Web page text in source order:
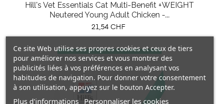
Hill's Vet Essentials Cat Multi-Benefit +WEIGHT
Neutered Young Adult Chicken -...
Prix
21,54 CHF
Ce site Web utilise ses propres cookies et ceux de tiers
pour améliorer nos services et vous montrer des
publicités liées à vos préférences en analysant vos
habitudes de navigation. Pour donner votre consentement
à son utilisation, appuyez sur le bouton Accepter.
Plus d'informations Personnaliser les cookies